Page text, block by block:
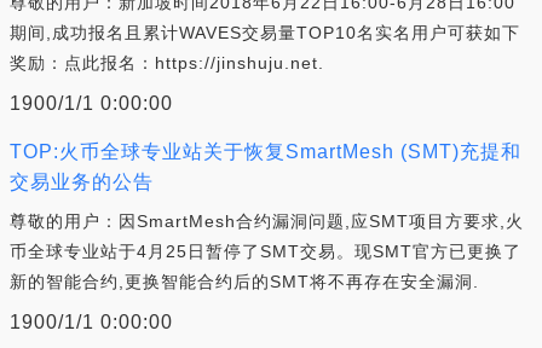
期间,成功报名且累计WAVES交易量TOP10名实名用户可获如下
奖励：点此报名：https://jinshuju.net.
1900/1/1 0:00:00
TOP:火币全球专业站关于恢复SmartMesh (SMT)充提和
交易业务的公告
尊敬的用户：因SmartMesh合约漏洞问题,应SMT项目方要求,火
币全球专业站于4月25日暂停了SMT交易。现SMT官方已更换了
新的智能合约,更换智能合约后的SMT将不再存在安全漏洞.
1900/1/1 0:00:00